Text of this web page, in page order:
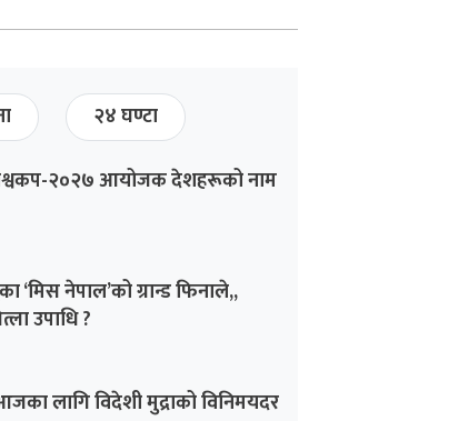
२४ घण्टा
२०२७ आयोजक देशहरूको नाम
नेपाल’को ग्रान्ड फिनाले,,
उपाधि ?
लागि विदेशी मुद्राको विनिमयदर